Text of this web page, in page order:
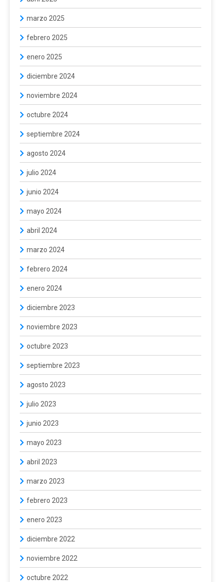
marzo 2025
febrero 2025
enero 2025
diciembre 2024
noviembre 2024
octubre 2024
septiembre 2024
agosto 2024
julio 2024
junio 2024
mayo 2024
abril 2024
marzo 2024
febrero 2024
enero 2024
diciembre 2023
noviembre 2023
octubre 2023
septiembre 2023
agosto 2023
julio 2023
junio 2023
mayo 2023
abril 2023
marzo 2023
febrero 2023
enero 2023
diciembre 2022
noviembre 2022
octubre 2022